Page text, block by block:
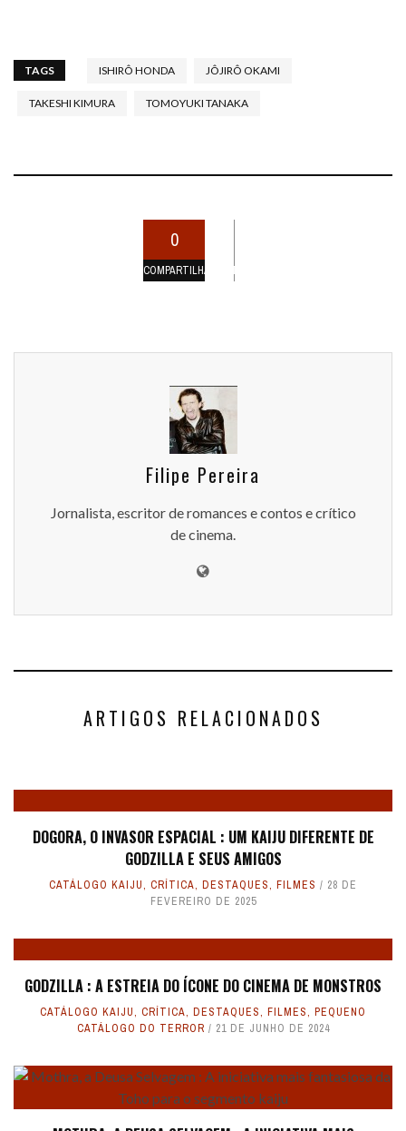
TAGS ISHIRÔ HONDA JÔJIRÔ OKAMI
TAKESHI KIMURA TOMOYUKI TANAKA
0
COMPARTILHAMENTOS
Filipe Pereira
Jornalista, escritor de romances e contos e crítico
de cinema.
ARTIGOS RELACIONADOS
DOGORA, O INVASOR ESPACIAL : UM KAIJU DIFERENTE DE
GODZILLA E SEUS AMIGOS
CATÁLOGO KAIJU, CRÍTICA, DESTAQUES, FILMES
28 DE
FEVEREIRO DE 2025
GODZILLA : A ESTREIA DO ÍCONE DO CINEMA DE MONSTROS
CATÁLOGO KAIJU, CRÍTICA, DESTAQUES, FILMES, PEQUENO
CATÁLOGO DO TERROR
21 DE JUNHO DE 2024